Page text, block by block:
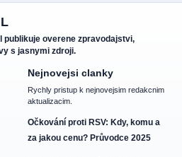
publikuje overene zpravodajstvi,
s jasnymi zdroji.
Nejnovejsi clanky
Rychly pristup k nejnovejsim redakcnim
aktualizacim.
Očkování proti RSV: Kdy, komu a
za jakou cenu? Průvodce 2025